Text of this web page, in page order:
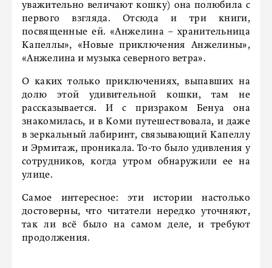
уважительно величают кошку) она полюбила с
первого взгляда. Отсюда и три книги,
посвященные ей. «Анжелина – хранительница
Капеллы», «Новые приключения Анжелины»,
«Анжелина и музыка северного ветра».
О каких только приключениях, выпавших на
долю этой удивительной кошки, там не
рассказывается. И с призраком Бенуа она
знакомилась, и в Коми путешествовала, и даже
в зеркальный лабиринт, связывающий Капеллу
и Эрмитаж, проникала. То-то было удивления у
сотрудников, когда утром обнаружили ее на
улице.
Самое интересное: эти истории настолько
достоверны, что читатели нередко уточняют,
так ли всё было на самом деле, и требуют
продолжения.